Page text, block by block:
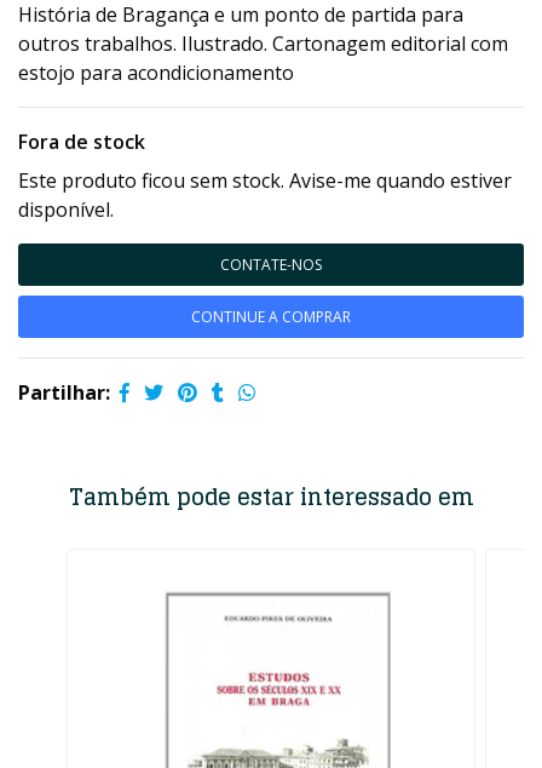
História de Bragança e um ponto de partida para
outros trabalhos. Ilustrado. Cartonagem editorial com
estojo para acondicionamento
Fora de stock
Este produto ficou sem stock. Avise-me quando estiver
disponível.
CONTATE-NOS
CONTINUE A COMPRAR
Partilhar:
Também pode estar interessado em